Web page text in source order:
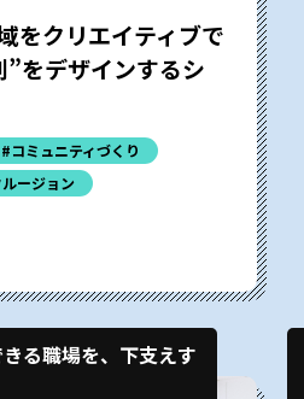
をクリエイティブで
”をデザインするシ
#コミュニティづくり
ージョン
る職場を、下支えす